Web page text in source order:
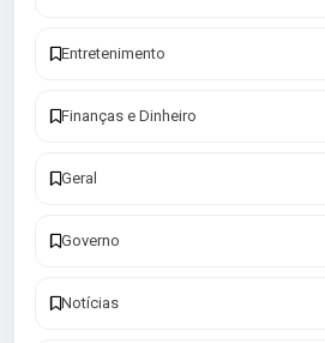
Entretenimento
Finanças e Dinheiro
Geral
Governo
Notícias